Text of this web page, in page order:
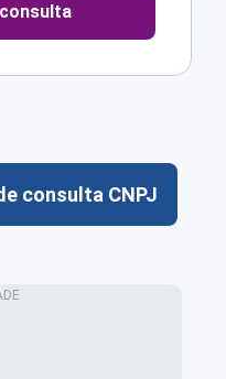
consulta CNPJ